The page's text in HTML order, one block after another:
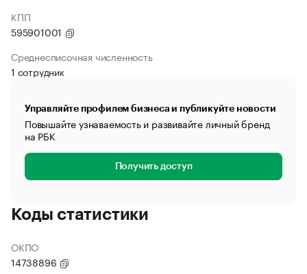
КПП
595901001
Среднесписочная численность
1 сотрудник
Управляйте профилем бизнеса и публикуйте новости
Повышайте узнаваемость и развивайте личный бренд
на РБК
Получить доступ
Коды статистики
ОКПО
14738896